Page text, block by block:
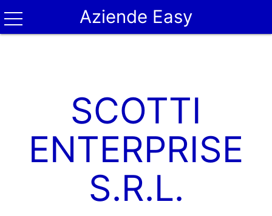
Aziende Easy
SCOTTI
ENTERPRISE
S.R.L.